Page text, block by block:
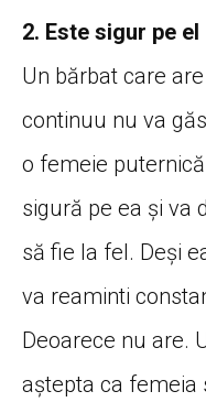
2. Este sigur pe el
Un bărbat care
continuu nu va
o femeie
sigură pe ea și va
să fie la fel. Deși
va reaminti
Deoarece nu are.
aștepta ca femeia